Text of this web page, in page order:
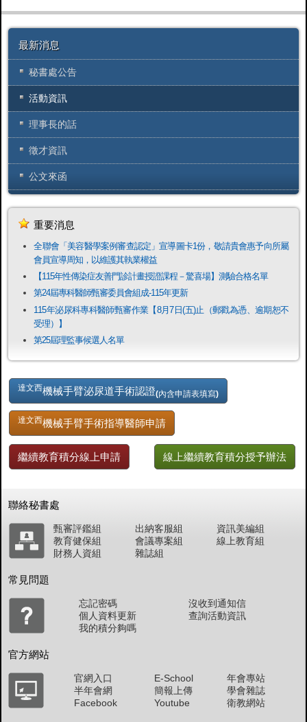
最新消息
秘書處公告
活動資訊
理事長的話
徵才資訊
公文來函
重要消息
全聯會「​美容醫學案例審查認定」宣導圖卡1份，敬請貴會惠予向所屬
會員宣導周知，以維護其執業權益
【115年性傳染症友善門診計畫授證課程－驚喜場】測驗合格名單
第24屆專科醫師甄審委員會組成-115年更新
115年泌尿科專科醫師甄審作業【8月7日(五)止（郵戳為憑、逾期恕不
受理）】
第25屆理監事候選人名單
達文西機械手臂泌尿道手術認證(內含申請表填寫)
達文西機械手臂手術指導醫師申請
繼續教育積分線上申請 線上繼續教育積分授予辦法
聯絡秘書處
甄審評鑑組
教育健保組
財務人資組
出納客服組
會議專案組
雜誌組
資訊美編組
線上教育組
常見問題
忘記密碼
個人資料更新
我的積分夠嗎
沒收到通知信
查詢活動資訊
官方網站
官網入口
半年會網
Facebook
E-School
簡報上傳
Youtube
年會專站
學會雜誌
衛教網站